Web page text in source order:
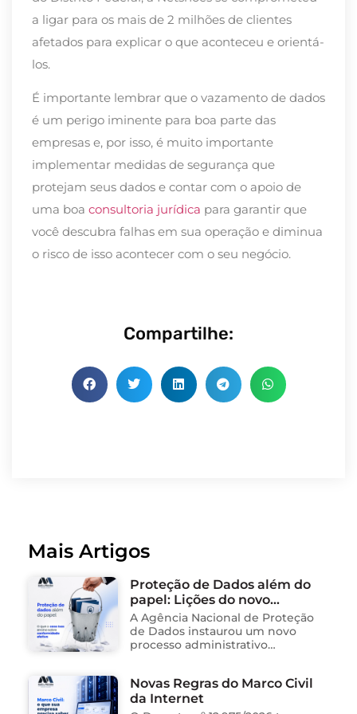
a ligar para os mais de 2 milhões de clientes
afetados para explicar o que aconteceu e orientá-
los.
É importante lembrar que o vazamento de dados
é um perigo iminente para boa parte das
empresas e, por isso, é muito importante
implementar medidas de segurança que
protejam seus dados e contar com o apoio de
uma boa consultoria jurídica para garantir que
você descubra falhas em sua operação e diminua
o risco de isso acontecer com o seu negócio.
Compartilhe:
Mais Artigos
Proteção de Dados além do
papel: Lições do novo
processo sancionador da
ANPD
A Agência Nacional de Proteção
de Dados instaurou um novo
processo administrativo
organização social responsável
pela gestão de unidades
Novas Regras do Marco Civil
da Internet